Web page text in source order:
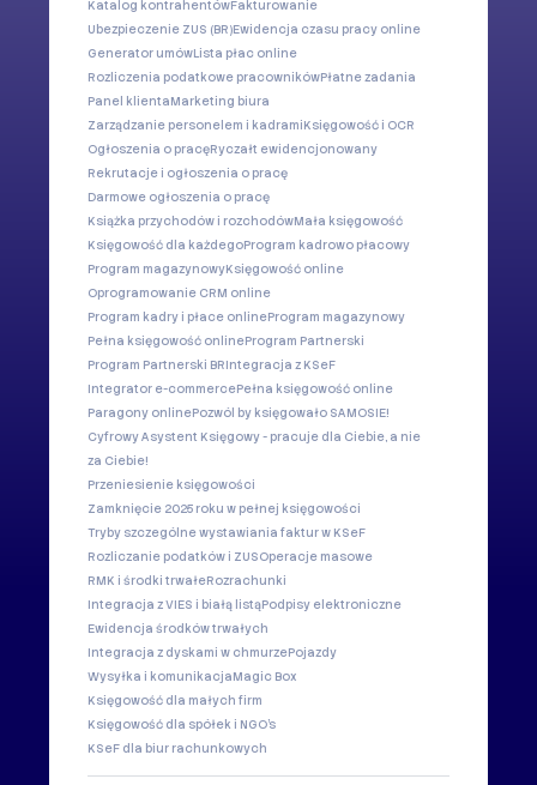
Katalog kontrahentówFakturowanie
Ubezpieczenie ZUS (BR)Ewidencja czasu pracy online
Generator umówLista płac online
Rozliczenia podatkowe pracownikówPłatne zadania
Panel klientaMarketing biura
Zarządzanie personelem i kadramiKsięgowość i OCR
Ogłoszenia o pracęRyczałt ewidencjonowany
Rekrutacje i ogłoszenia o pracę
Darmowe ogłoszenia o pracę
Książka przychodów i rozchodówMała księgowość
Księgowość dla każdegoProgram kadrowo płacowy
Program magazynowyKsięgowość online
Oprogramowanie CRM online
Program kadry i płace onlineProgram magazynowy
Pełna księgowość onlineProgram Partnerski
Program Partnerski BRIntegracja z KSeF
Integrator e-commercePełna księgowość online
Paragony onlinePozwól by księgowało SAMOSIE!
Cyfrowy Asystent Księgowy - pracuje dla Ciebie, a nie
za Ciebie!
Przeniesienie księgowości
Zamknięcie 2025 roku w pełnej księgowości
Tryby szczególne wystawiania faktur w KSeF
Rozliczanie podatków i ZUSOperacje masowe
RMK i środki trwałeRozrachunki
Integracja z VIES i białą listąPodpisy elektroniczne
Ewidencja środków trwałych
Integracja z dyskami w chmurzePojazdy
Wysyłka i komunikacjaMagic Box
Księgowość dla małych firm
Księgowość dla spółek i NGO's
KSeF dla biur rachunkowych